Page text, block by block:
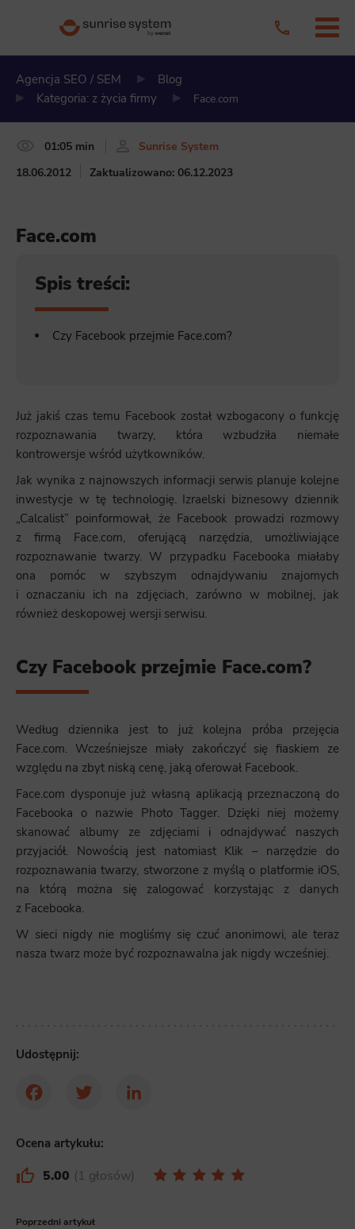
Agencja SEO / SEM
Blog
Kategoria: z życia firmy
Face.com
01:05 min
Sunrise System
18.06.2012
Zaktualizowano: 06.12.2023
Face.com
Spis treści:
Czy Facebook przejmie Face.com?
Już jakiś czas temu Facebook został wzbogacony o funkcję
rozpoznawania twarzy, która wzbudziła niemałe
kontrowersje wśród użytkowników.
Jak wynika z najnowszych informacji serwis planuje kolejne
inwestycje w tę technologię. Izraelski biznesowy dziennik
„Calcalist” poinformował, że Facebook prowadzi rozmowy
z firmą Face.com, oferującą narzędzia, umożliwiające
rozpoznawanie twarzy. W przypadku Facebooka miałaby
ona pomóc w szybszym odnajdywaniu znajomych
i oznaczaniu ich na zdjęciach, zarówno w mobilnej, jak
również deskopowej wersji serwisu.
Czy Facebook przejmie Face.com?
Według dziennika jest to już kolejna próba przejęcia
Face.com. Wcześniejsze miały zakończyć się fiaskiem ze
względu na zbyt niską cenę, jaką oferował Facebook.
Face.com dysponuje już własną aplikacją przeznaczoną do
Facebooka o nazwie Photo Tagger. Dzięki niej możemy
skanować albumy ze zdjęciami i odnajdywać naszych
przyjaciół. Nowością jest natomiast Klik – narzędzie do
rozpoznawania twarzy, stworzone z myślą o platformie iOS,
na którą można się zalogować korzystając z danych
z Facebooka.
W sieci nigdy nie mogliśmy się czuć anonimowi, ale teraz
nasza twarz może być rozpoznawalna jak nigdy wcześniej.
Udostępnij:
FacebookTwitter LinkedIn
Ocena artykułu:
5.00 1 głosów
Poprzedni artykuł